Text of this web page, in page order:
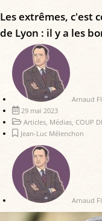
Les extrêmes, c'est
de Lyon : il y a les
Arnaud
29 mai 2023
Articles, Médias, COUP
Jean-Luc Mélenchon
Arnaud